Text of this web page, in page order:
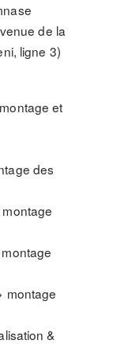
de la
ligne 3)
et
des
montage
&